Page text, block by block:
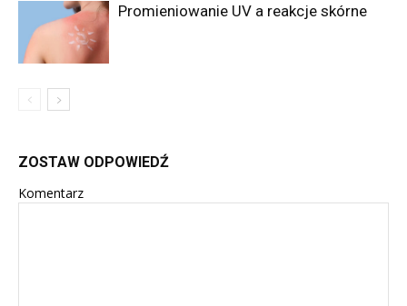
Promieniowanie UV a reakcje skórne
ZOSTAW ODPOWIEDŹ
Komentarz